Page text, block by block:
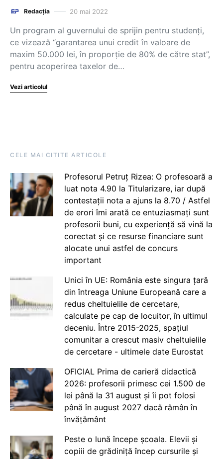
Redacția 20 mai 2022
Un program al guvernului de sprijin pentru studenți,
ce vizează “garantarea unui credit în valoare de
maxim 50.000 lei, în proporție de 80% de către stat”,
pentru acoperirea taxelor de…
Vezi articolul
CELE MAI CITITE ARTICOLE
Profesorul Petruț Rizea: O profesoară a
luat nota 4.90 la Titularizare, iar după
contestații nota a ajuns la 8.70 / Astfel
de erori îmi arată ce entuziasmați sunt
profesorii buni, cu experiență să vină la
corectat și ce resurse financiare sunt
alocate unui astfel de concurs
important
Unici în UE: România este singura țară
din întreaga Uniune Europeană care a
redus cheltuielile de cercetare,
calculate pe cap de locuitor, în ultimul
deceniu. Între 2015-2025, spațiul
comunitar a crescut masiv cheltuielile
de cercetare - ultimele date Eurostat
OFICIAL Prima de carieră didactică
2026: profesorii primesc cei 1.500 de
lei până la 31 august și îi pot folosi
până în august 2027 dacă rămân în
învățământ
Peste o lună începe școala. Elevii și
copiii de grădiniță încep cursurile și